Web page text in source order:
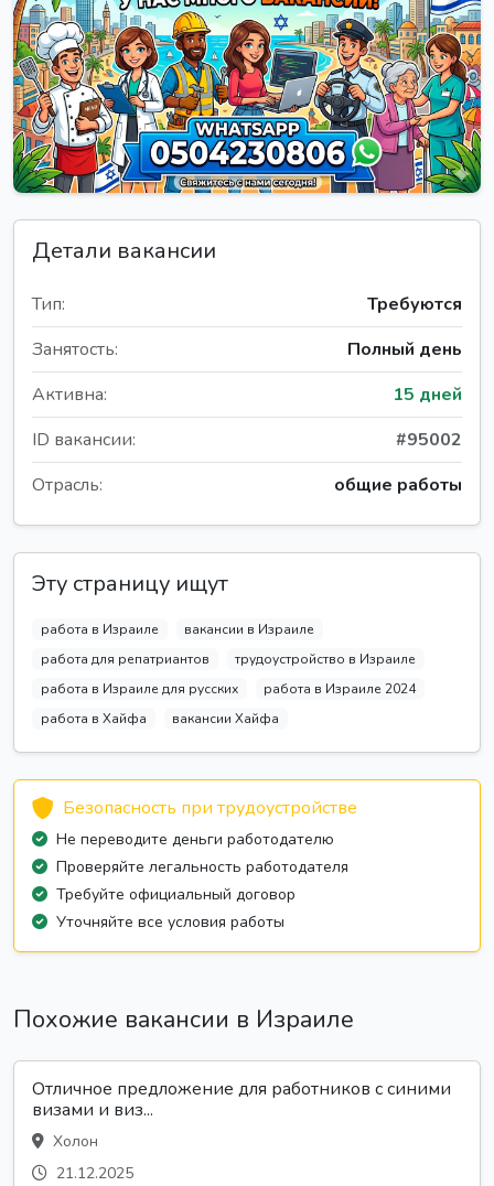
Детали вакансии
Тип:
Требуются
Занятость:
Полный день
Активна:
15 дней
ID вакансии:
#95002
Отрасль:
общие работы
Эту страницу ищут
работа в Израиле
вакансии в Израиле
работа для репатриантов
трудоустройство в Израиле
работа в Израиле для русских
работа в Израиле 2024
работа в Хайфа
вакансии Хайфа
Безопасность при трудоустройстве
Не переводите деньги работодателю
Проверяйте легальность работодателя
Требуйте официальный договор
Уточняйте все условия работы
Похожие вакансии в Израиле
Отличное предложение для работников с синими
визами и виз...
Холон
21.12.2025